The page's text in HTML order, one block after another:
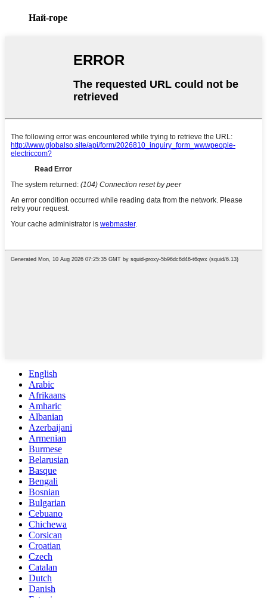
Най-горе
English
Arabic
Afrikaans
Amharic
Albanian
Azerbaijani
Armenian
Burmese
Belarusian
Basque
Bengali
Bosnian
Bulgarian
Cebuano
Chichewa
Corsican
Croatian
Czech
Catalan
Dutch
Danish